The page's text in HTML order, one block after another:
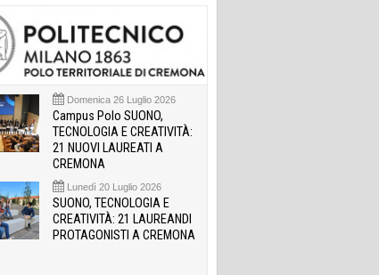
Domenica 26 Luglio 2026
Campus Polo SUONO,
TECNOLOGIA E CREATIVITÀ:
21 NUOVI LAUREATI A
CREMONA
Lunedì 20 Luglio 2026
SUONO, TECNOLOGIA E
CREATIVITÀ: 21 LAUREANDI
PROTAGONISTI A CREMONA